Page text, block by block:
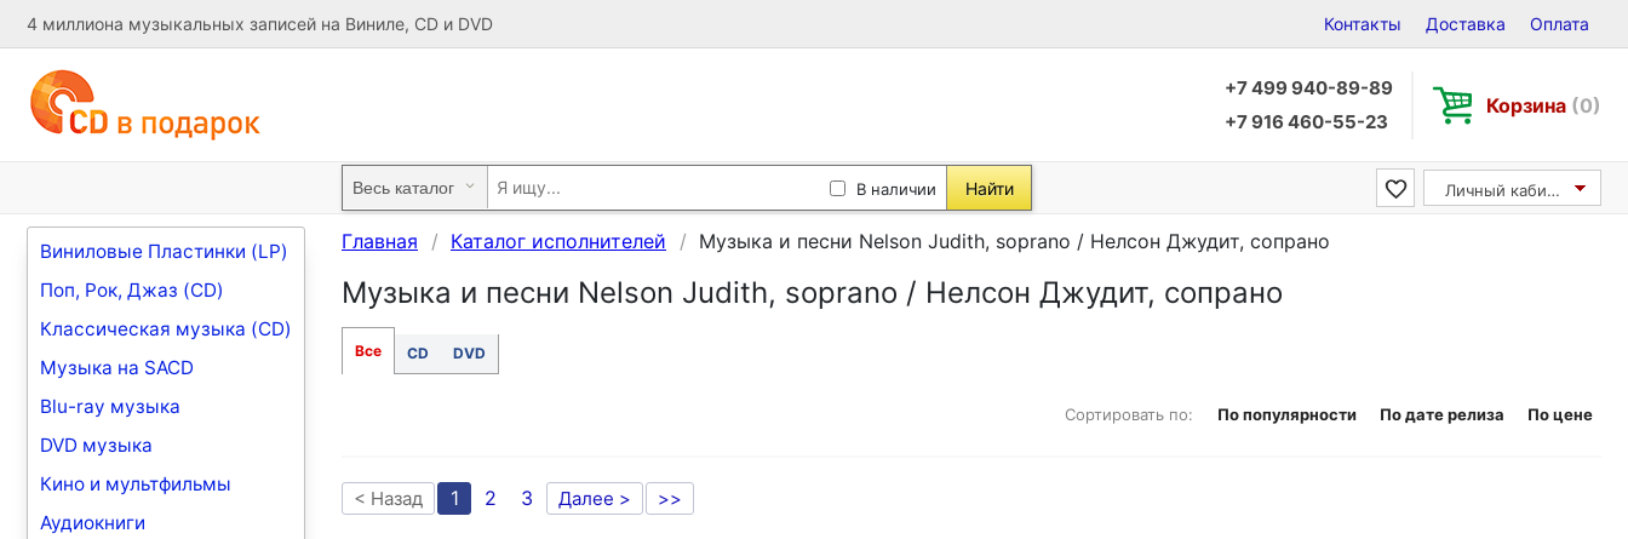
4 миллиона музыкальных записей на Виниле, CD и DVD Контакты Доставка Оплата
+7 499 940-89-89
+7 916 460-55-23
Корзина (0)
В наличии Найти Личный кабинет
Виниловые Пластинки (LP)
Поп, Рок, Джаз (CD)
Классическая музыка (CD)
Музыка на SACD
Blu-ray музыка
DVD музыка
Кино и мультфильмы
Аудиокниги
Главная Каталог исполнителей Музыка и песни Nelson Judith, soprano / Нелсон Джудит, сопрано
Музыка и песни Nelson Judith, soprano / Нелсон Джудит, сопрано
Все CD DVD
Сортировать по: По популярности По дате релиза По цене
< Назад 1 2 3 Далее > >>